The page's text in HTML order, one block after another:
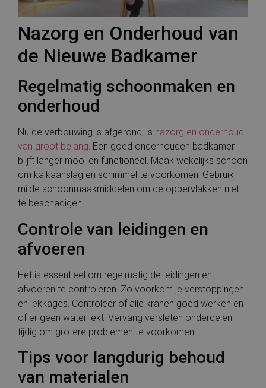
Nazorg en Onderhoud van
de Nieuwe Badkamer
Regelmatig schoonmaken en
onderhoud
Nu de verbouwing is afgerond, is nazorg en onderhoud
van groot belang. Een goed onderhouden badkamer
blijft langer mooi en functioneel. Maak wekelijks schoon
om kalkaanslag en schimmel te voorkomen. Gebruik
milde schoonmaakmiddelen om de oppervlakken niet
te beschadigen.
Controle van leidingen en
afvoeren
Het is essentieel om regelmatig de leidingen en
afvoeren te controleren. Zo voorkom je verstoppingen
en lekkages. Controleer of alle kranen goed werken en
of er geen water lekt. Vervang versleten onderdelen
tijdig om grotere problemen te voorkomen.
Tips voor langdurig behoud
van materialen
_ga_2WLRX5ZGKK
.bauwerken.nl
1 jaar 1
maand
Deze cookie
gebruikt